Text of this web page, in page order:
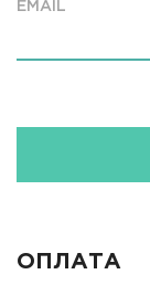
EMAIL
ОПЛАТА